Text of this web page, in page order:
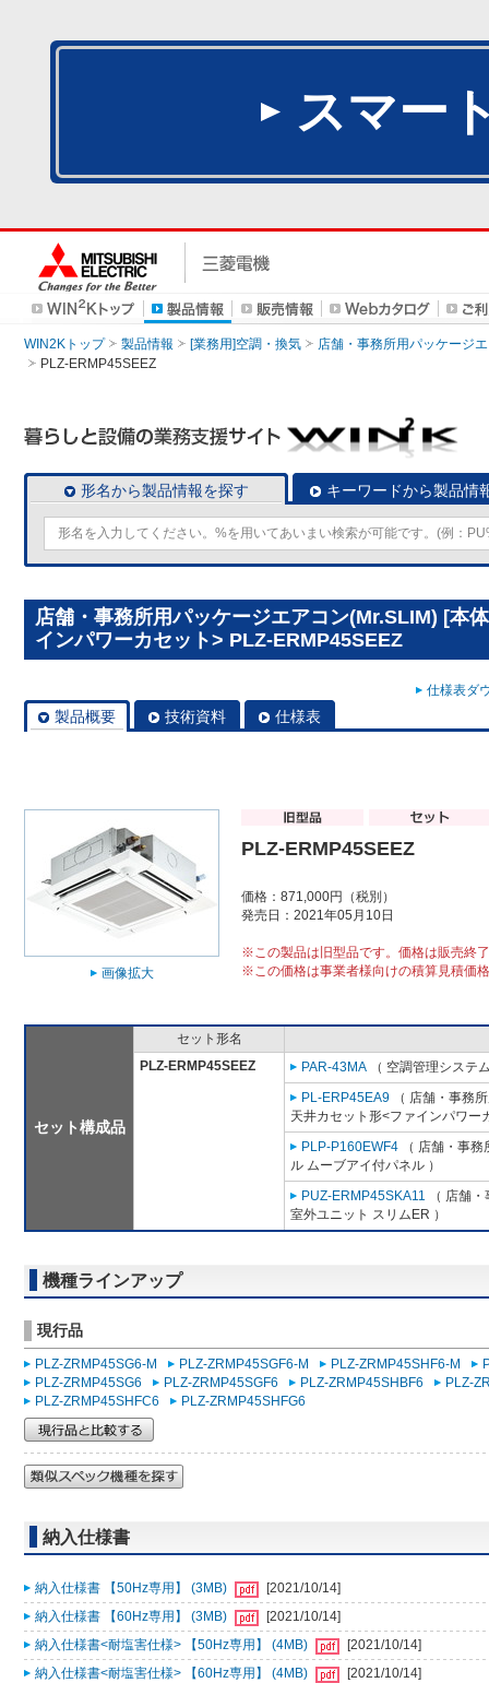
スマー
WIN2Kトップ 製品情報 [業務用]空調・換気
店舗・事務所用パッケージ
PLZ-ERMP45SEEZ
形名から製品情報を探す キーワードから製品情
店舗・事務所用パッケージエアコン(Mr.SLIM) [本
インパワーカセット> PLZ-ERMP45SEEZ
仕様表ダ
製品概要 技術資料 仕様表
画像拡大
PLZ-ERMP45SEEZ
価格：871,000円（税別）
発売日：2021年05月10日
※この製品は旧型品です。価格は販売終
※この価格は事業者様向けの積算見積価
セット構成品
セット形名
PLZ-ERMP45SEEZ
PAR-43MA （ 空調管理システ
PL-ERP45EA9 （ 店舗・事務
天井カセット形<ファインパワー
PLP-P160EWF4 （ 店舗・事
ル ムーブアイ付パネル ）
PUZ-ERMP45SKA11 （ 店舗
室外ユニット スリムER ）
機種ラインアップ
現行品
PLZ-ZRMP45SG6-M PLZ-ZRMP45SGF6-M PLZ-ZRMP45SHF6-M
PLZ-ZRMP45SG6
PLZ-ZRMP45SGF6 PLZ-ZRMP45SHBF6
PLZ-
PLZ-ZRMP45SHFC6
PLZ-ZRMP45SHFG6
納入仕様書
納入仕様書 【50Hz専用】 (3MB)
[2021/10/14]
納入仕様書 【60Hz専用】 (3MB)
[2021/10/14]
納入仕様書<耐塩害仕様> 【50Hz専用】 (4MB)
[2021/10/14]
納入仕様書<耐塩害仕様> 【60Hz専用】 (4MB)
[2021/10/14]